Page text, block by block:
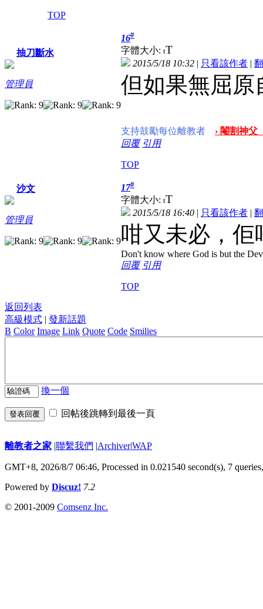
TOP
抽刀斷水
管理員
16#
字體大小: tT
2015/5/18 10:32 | 只看該作者 |
但如果無屈原
支持鼓勵每位離教者
› 閹割神
回覆 引用
TOP
沙文
管理員
17#
字體大小: tT
2015/5/18 16:40 | 只看該作者 |
咁又未必，佢
Don't know where God is but the
回覆 引用
TOP
返回列表
高級模式 | 發新話題
B Color Image Link Quote Code Smilies
換一個
發表回覆 回帖後跳轉到最後一頁
離教者之家 |聯繫我們 |Archiver|WAP
GMT+8, 2026/8/7 06:46, Processed in 0.021540 second(s), 7
Powered by Discuz! 7.2
© 2001-2009 Comsenz Inc.